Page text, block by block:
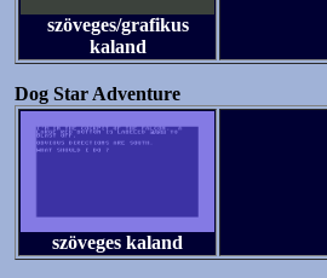
szöveges/grafikus
kaland
Dog Star Adventure
szöveges kaland